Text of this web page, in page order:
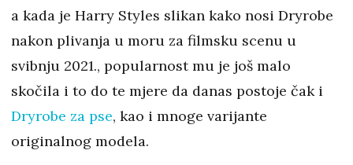
a kada je Harry Styles slikan kako nosi Dryrobe
nakon plivanja u moru za filmsku scenu u
svibnju 2021., popularnost mu je još malo
skočila i to do te mjere da danas postoje čak i
Dryrobe za pse, kao i mnoge varijante
originalnog modela.